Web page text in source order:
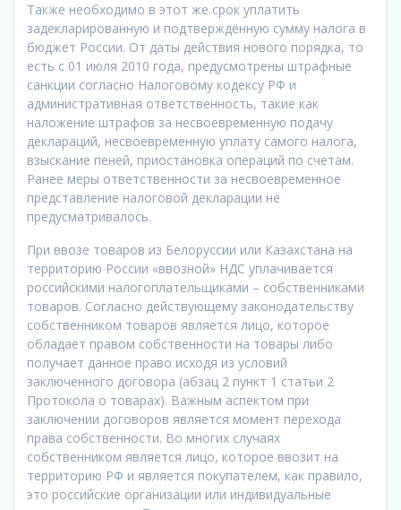
Также необходимо в этот же срок уплатить
задекларированную и подтверждённую сумму налога в
бюджет России. От даты действия нового порядка, то
есть с 01 июля 2010 года, предусмотрены штрафные
санкции согласно Налоговому кодексу РФ и
административная ответственность, такие как
наложение штрафов за несвоевременную подачу
деклараций, несвоевременную уплату самого налога,
взыскание пеней, приостановка операций по счетам.
Ранее меры ответственности за несвоевременное
представление налоговой декларации не
предусматривалось.
При ввозе товаров из Белоруссии или Казахстана на
территорию России «ввозной» НДС уплачивается
российскими налогоплательщиками – собственниками
товаров. Согласно действующему законодательству
собственником товаров является лицо, которое
обладает правом собственности на товары либо
получает данное право исходя из условий
заключенного договора (абзац 2 пункт 1 статьи 2
Протокола о товарах). Важным аспектом при
заключении договоров является момент перехода
права собственности. Во многих случаях
собственником является лицо, которое ввозит на
территорию РФ и является покупателем, как правило,
это российские организации или индивидуальные